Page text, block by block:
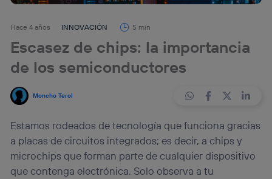
Hace 4 años INNOVACIÓN 5 min
Escasez de chips: la importancia
de los semiconductores
Moncho Terol
Estamos rodeados de tecnología que funciona gracias
a placas de circuitos integrados; es decir, a chips y
microchips que forman parte de cualquier dispositivo
que contenga electrónica. Solo observa a tu